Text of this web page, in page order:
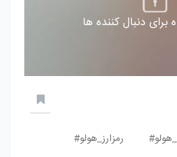
دنبال کننده ها
رمزارز_هولو#